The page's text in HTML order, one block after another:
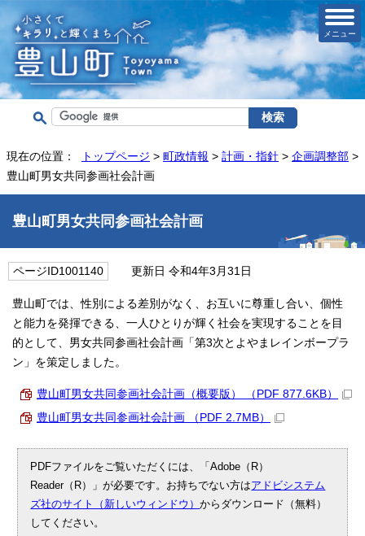
メニュー
現在の位置： トップページ > 町政情報 > 計画・指針 > 企画調整部 >
豊山町男女共同参画社会計画
豊山町男女共同参画社会計画
ページID1001140 更新日 令和4年3月31日
豊山町では、性別による差別がなく、お互いに尊重し合い、個性
と能力を発揮できる、一人ひとりが輝く社会を実現することを目
的として、男女共同参画社会計画「第3次とよやまレインボープラ
ン」を策定しました。
豊山町男女共同参画社会計画（概要版） （PDF 877.6KB）
豊山町男女共同参画社会計画 （PDF 2.7MB）
PDFファイルをご覧いただくには、「Adobe（R）
Reader（R）」が必要です。お持ちでない方はアドビシステム
ズ社のサイト（新しいウィンドウ）からダウンロード（無料）
してください。